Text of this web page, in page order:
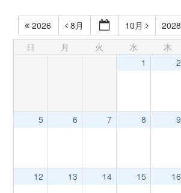
2026 8月 10月
日
月 火 水 木
1
2
5 6 7 8 9
12 13 14 15 16